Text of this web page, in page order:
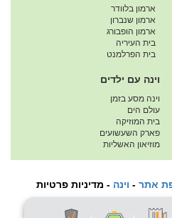
ארמון בלוודר
ארמון שנברון
ארמון הופבורג
בית העיריה
בית הפרלמנט
וינה עם ילדים
וינה מסע בזמן
עולם הים
בית המוזיקה
פארק השעשועים
מוזיאון האשליות
אתר - וינה - מדיניות פרטיות